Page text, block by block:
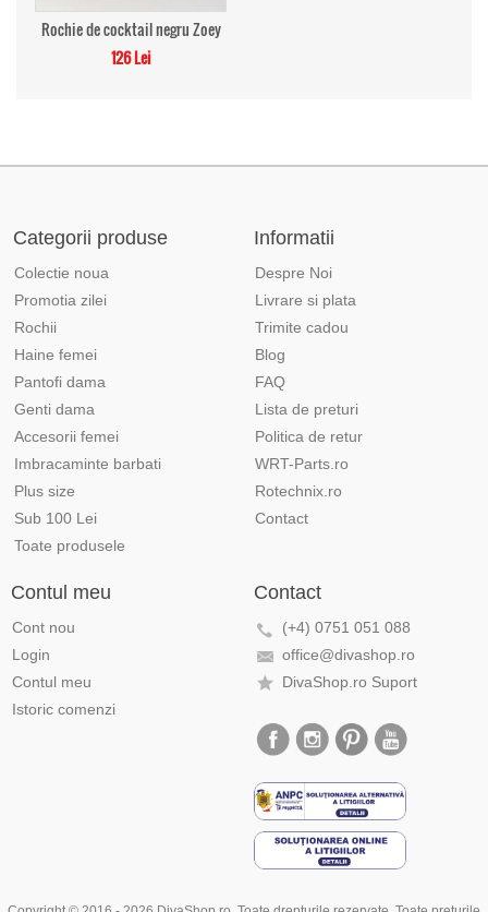
Rochie de cocktail negru Zoey
126 Lei
Categorii produse
Colectie noua
Promotia zilei
Rochii
Haine femei
Pantofi dama
Genti dama
Accesorii femei
Imbracaminte barbati
Plus size
Sub 100 Lei
Toate produsele
Informatii
Despre Noi
Livrare si plata
Trimite cadou
Blog
FAQ
Lista de preturi
Politica de retur
WRT-Parts.ro
Rotechnix.ro
Contact
Contul meu
Cont nou
Login
Contul meu
Istoric comenzi
Contact
(+4) 0751 051 088
office@divashop.ro
DivaShop.ro Suport